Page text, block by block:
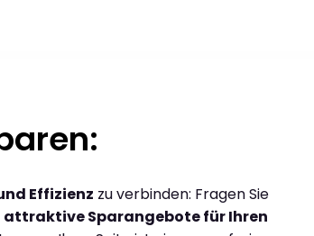
Effizienz zu verbinden: Fragen Sie
attraktive Sparangebote für Ihren